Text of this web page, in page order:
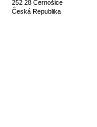
252 28 Černošice
Česká Republika